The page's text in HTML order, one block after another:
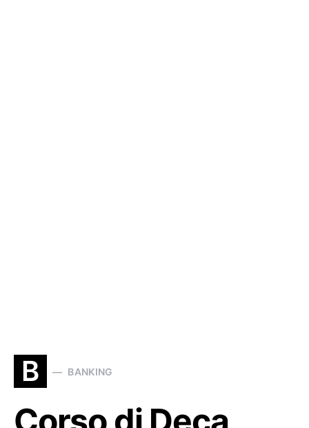
B BANKING